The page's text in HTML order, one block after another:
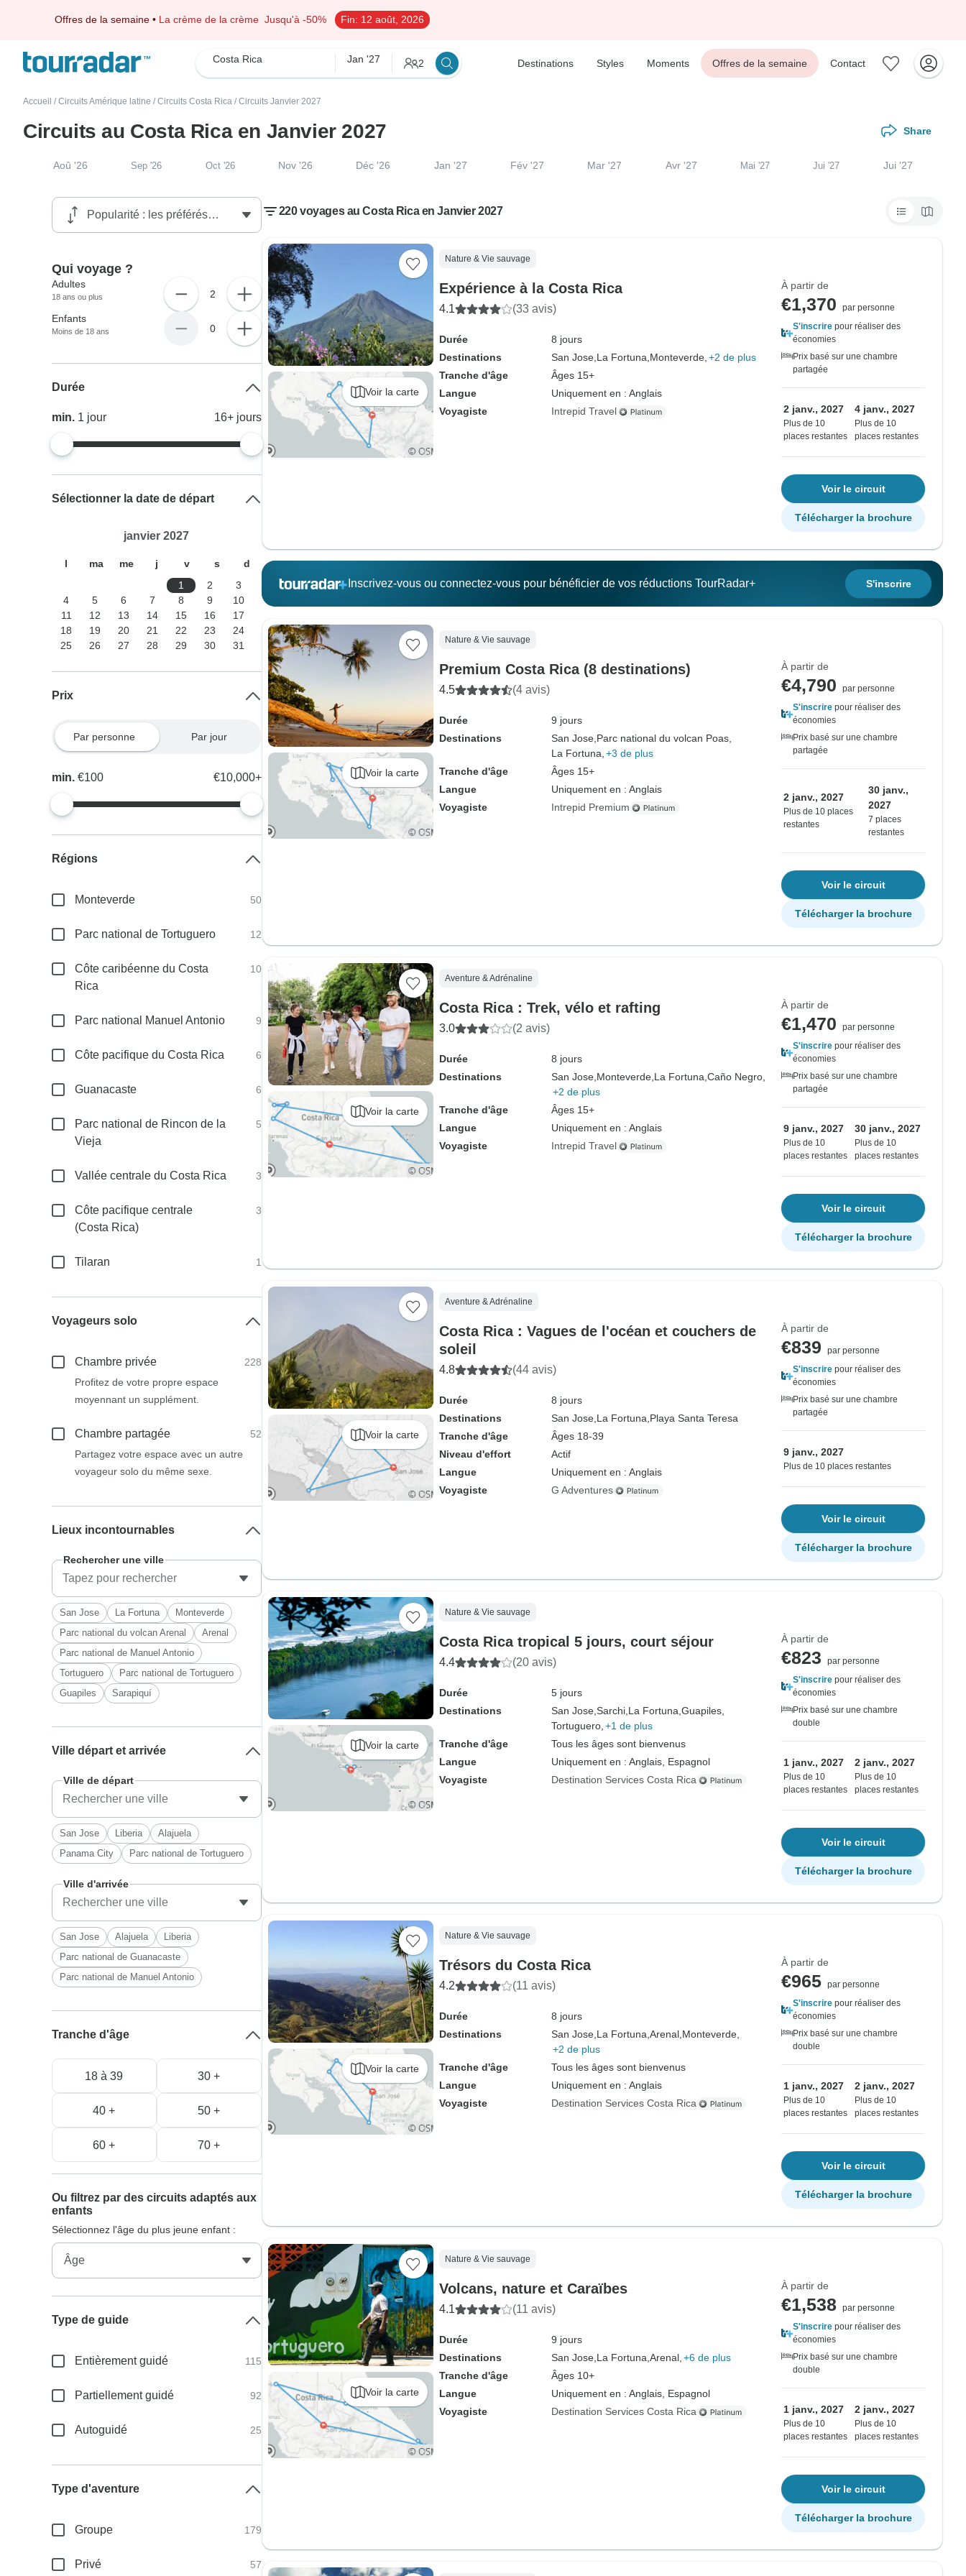
Offres de la semaine • La crème de la crème Jusqu'à -50% Fin: 12 août, 2026
Costa Rica Jan '27 2 Destinations Styles Moments Offres de la semaine Contact
Accueil / Circuits Amérique latine / Circuits Costa Rica / Circuits Janvier 2027
Circuits au Costa Rica en Janvier 2027 Share
Aoû '26 Sep '26 Oct '26 Nov '26 Déc '26 Jan '27 Fév '27 Mar '27 Avr '27 Mai '27 Jui '27 Jui '27
220 voyages au Costa Rica en Janvier 2027
Voir la carte
Nature & Vie sauvage
Expérience à la Costa Rica
4.1 (33 avis)
Durée
8 jours
Destinations
San Jose, La Fortuna, Monteverde, +2 de plus
Tranche d'âge
Âges 15+
Langue
Uniquement en : Anglais
Voyagiste
Intrepid Travel
À partir de
€1,370
par personne
S'inscrire pour réaliser des
économies
Prix basé sur une chambre
partagée
2 janv., 2027
Plus de 10
places restantes
4 janv., 2027
Plus de 10
places restantes
Voir le circuit
Télécharger la brochure
Inscrivez-vous ou connectez-vous pour bénéficier de vos réductions TourRadar+ S'inscrire
Voir la carte
Nature & Vie sauvage
Premium Costa Rica (8 destinations)
4.5 (4 avis)
Durée
9 jours
Destinations
San Jose, Parc national du volcan Poas,
La Fortuna, +3 de plus
Tranche d'âge
Âges 15+
Langue
Uniquement en : Anglais
Voyagiste
Intrepid Premium
À partir de
€4,790
par personne
S'inscrire pour réaliser des
économies
Prix basé sur une chambre
partagée
2 janv., 2027
Plus de 10 places
restantes
30 janv.,
2027
7 places
restantes
Voir le circuit
Télécharger la brochure
Voir la carte
Aventure & Adrénaline
Costa Rica : Trek, vélo et rafting
3.0 (2 avis)
Durée
8 jours
Destinations
San Jose, Monteverde, La Fortuna, Caño Negro,
+2 de plus
Tranche d'âge
Âges 15+
Langue
Uniquement en : Anglais
Voyagiste
Intrepid Travel
À partir de
€1,470
par personne
S'inscrire pour réaliser des
économies
Prix basé sur une chambre
partagée
9 janv., 2027
Plus de 10
places restantes
30 janv., 2027
Plus de 10
places restantes
Voir le circuit
Télécharger la brochure
Voir la carte
Aventure & Adrénaline
Costa Rica : Vagues de l'océan et couchers de
soleil
4.8 (44 avis)
Durée
8 jours
Destinations
San Jose, La Fortuna, Playa Santa Teresa
Tranche d'âge
Âges 18-39
Niveau d'effort
Actif
Langue
Uniquement en : Anglais
Voyagiste
G Adventures
À partir de
€839
par personne
S'inscrire pour réaliser des
économies
Prix basé sur une chambre
partagée
9 janv., 2027
Plus de 10 places restantes
Voir le circuit
Télécharger la brochure
Voir la carte
Nature & Vie sauvage
Costa Rica tropical 5 jours, court séjour
4.4 (20 avis)
Durée
5 jours
Destinations
San Jose, Sarchi, La Fortuna, Guapiles,
Tortuguero, +1 de plus
Tranche d'âge
Tous les âges sont bienvenus
Langue
Uniquement en : Anglais, Espagnol
Voyagiste
Destination Services Costa Rica
À partir de
€823
par personne
S'inscrire pour réaliser des
économies
Prix basé sur une chambre
double
1 janv., 2027
Plus de 10
places restantes
2 janv., 2027
Plus de 10
places restantes
Voir le circuit
Télécharger la brochure
Voir la carte
Nature & Vie sauvage
Trésors du Costa Rica
4.2 (11 avis)
Durée
8 jours
Destinations
San Jose, La Fortuna, Arenal, Monteverde,
+2 de plus
Tranche d'âge
Tous les âges sont bienvenus
Langue
Uniquement en : Anglais
Voyagiste
Destination Services Costa Rica
À partir de
€965 par personne
S'inscrire pour réaliser des
économies
Prix basé sur une chambre
double
1 janv., 2027
Plus de 10
places restantes
2 janv., 2027
Plus de 10
places restantes
Voir le circuit
Télécharger la brochure
Voir la carte
Nature & Vie sauvage
Volcans, nature et Caraïbes
4.1 (11 avis)
Durée
9 jours
Destinations
San Jose, La Fortuna, Arenal, +6 de plus
Tranche d'âge
Âges 10+
Langue
Uniquement en : Anglais, Espagnol
Voyagiste
Destination Services Costa Rica
À partir de
€1,538
par personne
S'inscrire pour réaliser des
économies
Prix basé sur une chambre
double
1 janv., 2027
Plus de 10
places restantes
2 janv., 2027
Plus de 10
places restantes
Voir le circuit
Télécharger la brochure
Qui voyage ?
Adultes
18 ans ou plus 2
Enfants
Moins de 18 ans 0
Durée
min. 1 jour 16+ jours
Sélectionner la date de départ
janvier 2027
l ma me j v s
d
1
2
3
4
5 6 7 8 9
10
11
12 13 14 15 16
17
18
19 20 21 22 23
24
25
26 27 28 29 30 31
Prix
Par personne Par jour
min.€100 €10,000+
Régions
Monteverde 50
Parc national de Tortuguero 12
Côte caribéenne du Costa
Rica
10
Parc national Manuel Antonio 9
Côte pacifique du Costa Rica 6
Guanacaste 6
Parc national de Rincon de la
Vieja
5
Vallée centrale du Costa Rica 3
Côte pacifique centrale
(Costa Rica)
3
Tilaran 1
Voyageurs solo
Chambre privée
228
Profitez de votre propre espace
moyennant un supplément.
Chambre partagée
52
Partagez votre espace avec un autre
voyageur solo du même sexe.
Lieux incontournables
Rechercher une ville
San Jose La Fortuna
Monteverde
Parc national du volcan Arenal
Arenal
Parc national de Manuel Antonio
Tortuguero
Parc national de Tortuguero
Guapiles
Sarapiquí
Ville départ et arrivée
Ville de départ
San Jose Liberia
Alajuela
Panama City
Parc national de Tortuguero
Ville d'arrivée
San Jose Alajuela
Liberia
Parc national de Guanacaste
Parc national de Manuel Antonio
Tranche d'âge
18 à 39 30 +
40 + 50 +
60 + 70 +
Ou filtrez par des circuits adaptés aux
enfants
Sélectionnez l'âge du plus jeune enfant :
Type de guide
Entièrement guidé 115
Partiellement guidé 92
Autoguidé 25
Type d'aventure
Groupe 179
Privé 57